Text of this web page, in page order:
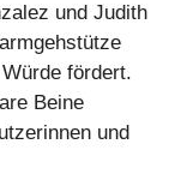
und Judith
fördert.
Beine
und